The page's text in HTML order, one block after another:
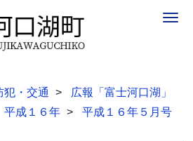
犯・交通
広報「富士河口湖」
平成１６年
平成１６年５月号